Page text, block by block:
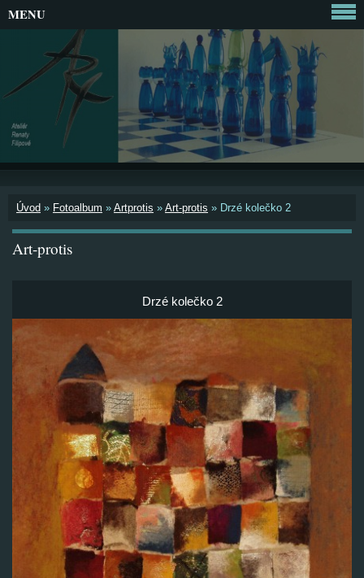
Úvod » Fotoalbum » Artprotis » Art-protis » Drzé kolečko 2
Art-protis
Drzé kolečko 2
MENU